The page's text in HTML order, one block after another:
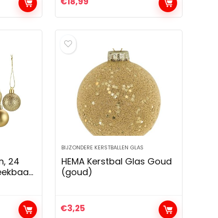
binnen en buiten
24
BIJZONDERE KERSTBALLEN GLAS
HEMA Kerstbal Glas Goud
(goud)
€3,25